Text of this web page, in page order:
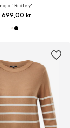
'Ridley'
699,00 kr